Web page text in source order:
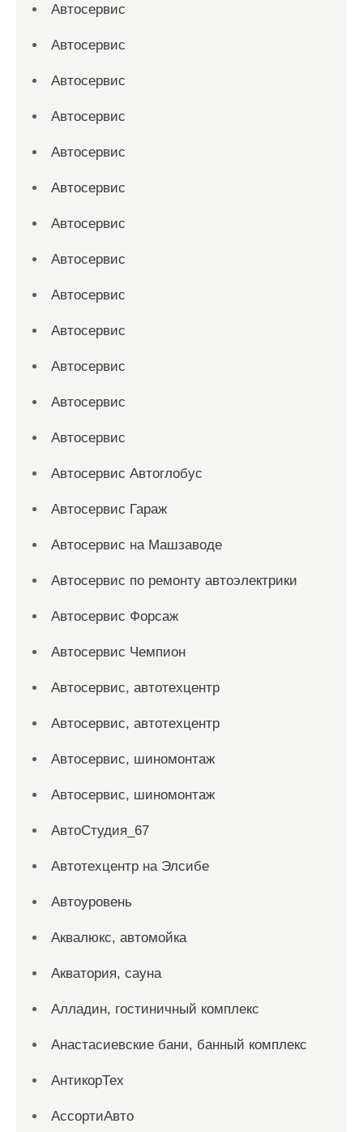
Автосервис
Автосервис
Автосервис
Автосервис
Автосервис
Автосервис
Автосервис
Автосервис
Автосервис
Автосервис
Автосервис
Автосервис
Автосервис
Автосервис Автоглобус
Автосервис Гараж
Автосервис на Машзаводе
Автосервис по ремонту автоэлектрики
Автосервис Форсаж
Автосервис Чемпион
Автосервис, автотехцентр
Автосервис, автотехцентр
Автосервис, шиномонтаж
Автосервис, шиномонтаж
АвтоСтудия_67
Автотехцентр на Элсибе
Автоуровень
Аквалюкс, автомойка
Акватория, сауна
Алладин, гостиничный комплекс
Анастасиевские бани, банный комплекс
АнтикорТех
АссортиАвто